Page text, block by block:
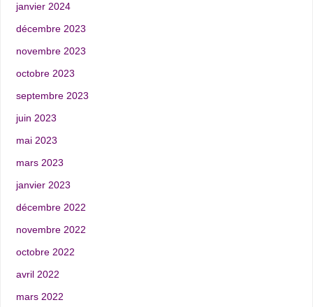
janvier 2024
décembre 2023
novembre 2023
octobre 2023
septembre 2023
juin 2023
mai 2023
mars 2023
janvier 2023
décembre 2022
novembre 2022
octobre 2022
avril 2022
mars 2022